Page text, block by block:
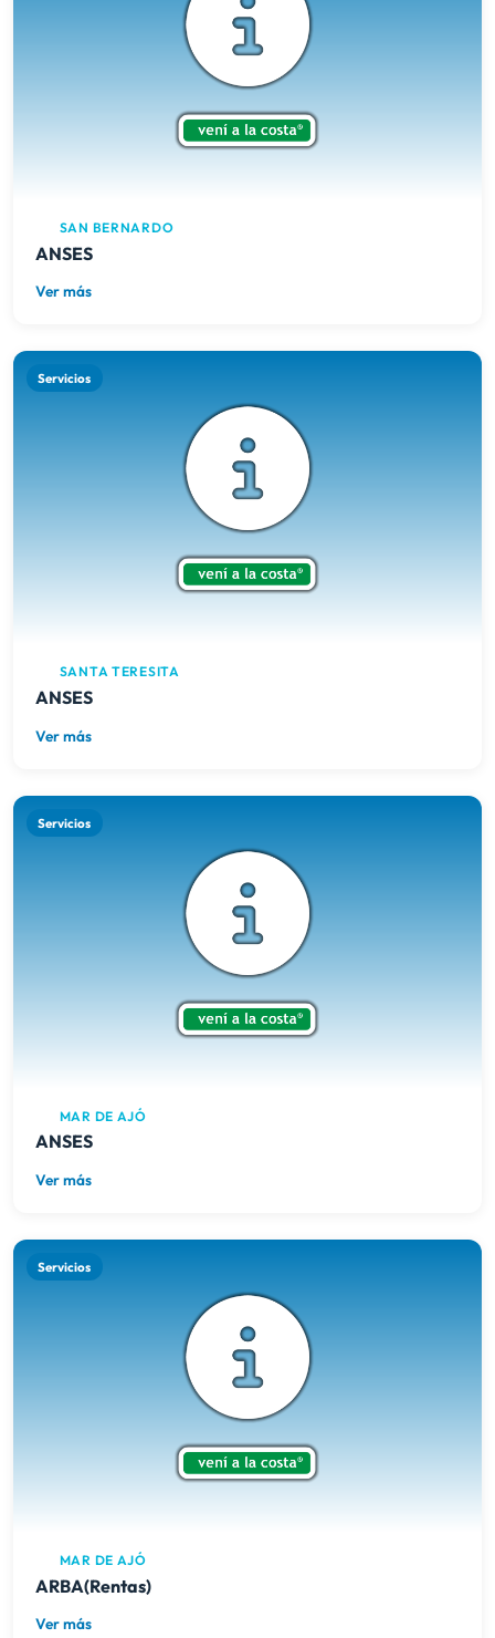
SAN BERNARDO
ANSES
Ver más
Servicios
SANTA TERESITA
ANSES
Ver más
Servicios
MAR DE AJÓ
ANSES
Ver más
Servicios
MAR DE AJÓ
ARBA(Rentas)
Ver más